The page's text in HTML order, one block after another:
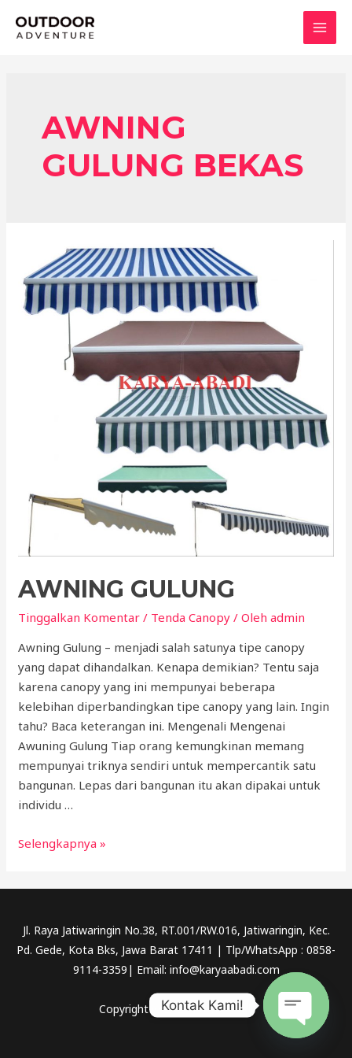
AWNING
GULUNG BEKAS
AWNING GULUNG
Tinggalkan Komentar / Tenda Canopy / Olehadmin
Awning Gulung – menjadi salah satunya tipe canopy
yang dapat dihandalkan. Kenapa demikian? Tentu saja
karena canopy yang ini mempunyai beberapa
kelebihan diperbandingkan tipe canopy yang lain. Ingin
tahu? Baca keterangan ini. Mengenali Mengenai
Awuning Gulung Tiap orang kemungkinan memang
mempunyai triknya sendiri untuk mempercantik satu
bangunan. Lepas dari bangunan itu akan dipakai untuk
individu …
Awning
Selengkapnya »
Jl. Raya Jatiwaringin No.38, RT.001/RW.016, Jatiwaringin, Kec.
Pd. Gede, Kota Bks, Jawa Barat 17411 | Tlp/WhatsApp : 0858-
9114-3359| Email: info@karyaabadi.com
Copyright © 2026 Karya Abadi
Kontak Kami!
OPEN